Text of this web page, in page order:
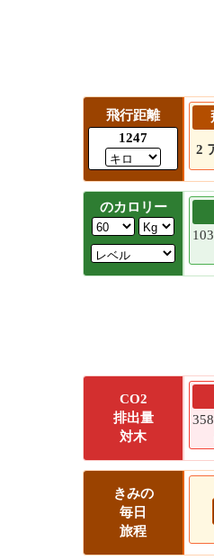
飛行距離
1247
2
のカロリー
CO2
排出量
対木
きみの
毎日
旅程